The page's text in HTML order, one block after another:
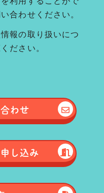
合わせください。
報の取り扱いにつ
ださい。
わせ
し込み